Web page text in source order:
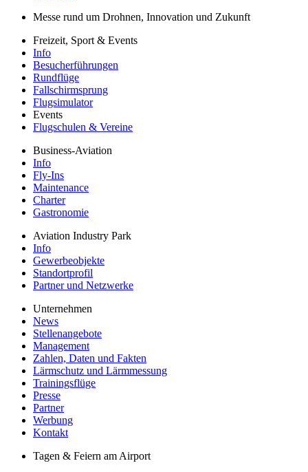
Messe rund um Drohnen, Innovation und Zukunft
Freizeit, Sport & Events
Info
Besucherführungen
Rundflüge
Fallschirmsprung
Flugsimulator
Events
Flugschulen & Vereine
Business-Aviation
Info
Fly-Ins
Maintenance
Charter
Gastronomie
Aviation Industry Park
Info
Gewerbeobjekte
Standortprofil
Partner und Netzwerke
Unternehmen
News
Stellenangebote
Management
Zahlen, Daten und Fakten
Lärmschutz und Lärmmessung
Trainingsflüge
Presse
Partner
Werbung
Kontakt
Tagen & Feiern am Airport